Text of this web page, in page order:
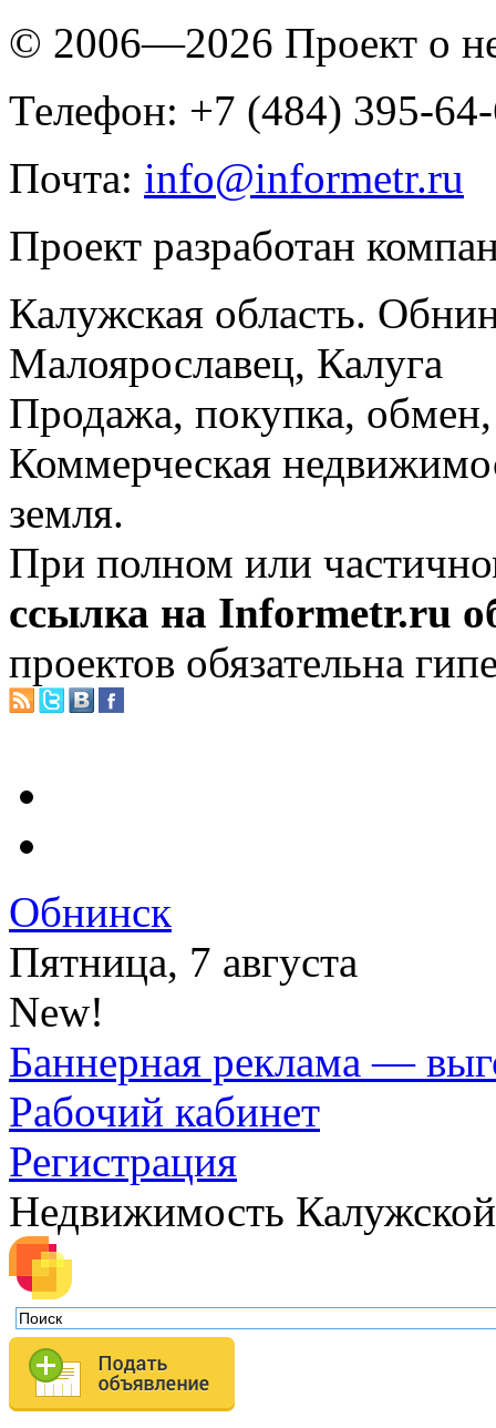
© 2006—2026 Проект о
Телефон: +7 (484) 395-
Почта: info@informetr.ru
Проект разработан
Калужская область.
Малоярославец, Калуга
Продажа, покупка, обмен,
Коммерческая
земля.
При полном или
ссылка на Informetr.ru
проектов обязательна
Обнинск
Пятница, 7 августа
New!
Баннерная реклама —
Рабочий кабинет
Регистрация
Недвижимость